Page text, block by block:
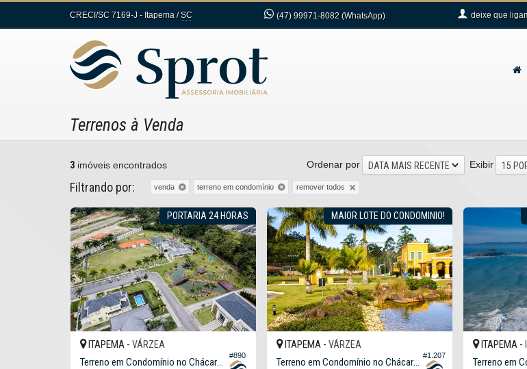
CRECI/SC 7169-J - Itapema /SC (47) 99971-8082 (WhatsApp) deixe que
Terrenos à Venda
3 imóveis encontrados Exibir 15
Ordenar por DATA MAIS RECENTE
Filtrando por: venda terreno em condomínio remover todos
PORTARIA 24 HORAS
#890
ITAPEMA - VÁRZEA
Terreno em Condomínio no Chácara Flora
MAIOR LOTE DO CONDOMINIO!
#1.207
ITAPEMA -VÁRZEA
Terreno em Condomínio no Chácara Flora
ITAPEMA -